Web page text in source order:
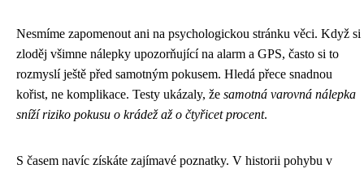
Nesmíme zapomenout ani na psychologickou stránku věci. Když si
zloděj všimne nálepky upozorňující na alarm a GPS, často si to
rozmyslí ještě před samotným pokusem. Hledá přece snadnou
kořist, ne komplikace. Testy ukázaly, že samotná varovná nálepka
sníží riziko pokusu o krádež až o čtyřicet procent.
S časem navíc získáte zajímavé poznatky. V historii pohybu v